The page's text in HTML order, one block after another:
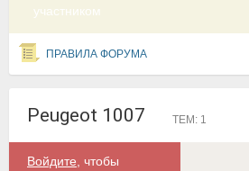
участником
ПРАВИЛА ФОРУМА
Peugeot 1007 ТЕМ: 1
Войдите , чтобы